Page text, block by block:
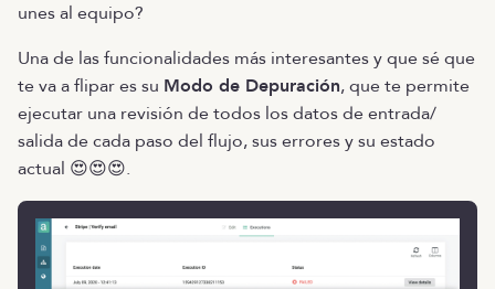
unes al equipo?
Una de las funcionalidades más interesantes y que sé que
te va a flipar es su Modo de Depuración, que te permite
ejecutar una revisión de todos los datos de entrada/
salida de cada paso del flujo, sus errores y su estado
actual 😍😍😍.